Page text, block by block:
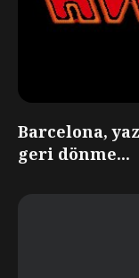
Barcelona,
geri dönme...